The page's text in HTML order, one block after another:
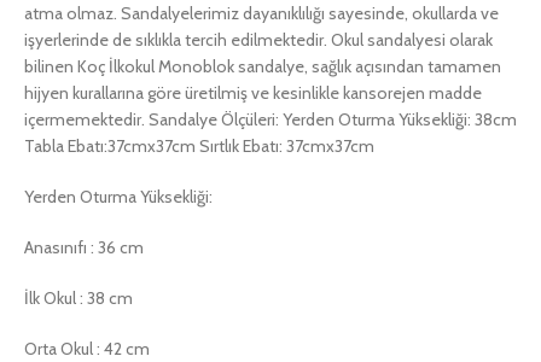
atma olmaz. Sandalyelerimiz dayanıklılığı sayesinde, okullarda ve
işyerlerinde de sıklıkla tercih edilmektedir. Okul sandalyesi olarak
bilinen Koç İlkokul Monoblok sandalye, sağlık açısından tamamen
hijyen kurallarına göre üretilmiş ve kesinlikle kansorejen madde
içermemektedir. Sandalye Ölçüleri: Yerden Oturma Yüksekliği: 38cm
Tabla Ebatı:37cmx37cm Sırtlık Ebatı: 37cmx37cm
Yerden Oturma Yüksekliği:
Anasınıfı : 36 cm
İlk Okul : 38 cm
Orta Okul : 42 cm